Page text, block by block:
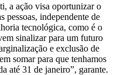
a ação visa oportunizar o
pessoas, independente de
tecnológica, como é o
sinalizar para um futuro
e exclusão de
somar para que tenhamos
até 31 de janeiro”, garante.